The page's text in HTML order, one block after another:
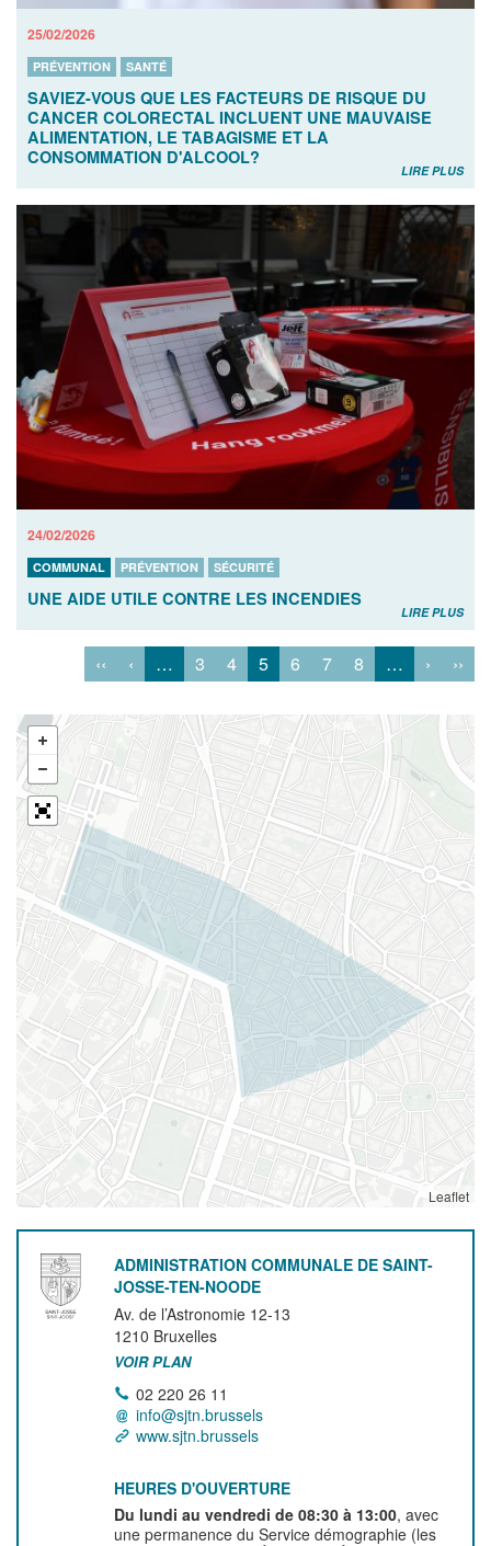
25/02/2026
PRÉVENTION SANTÉ
SAVIEZ-VOUS QUE LES FACTEURS DE RISQUE DU
CANCER COLORECTAL INCLUENT UNE MAUVAISE
ALIMENTATION, LE TABAGISME ET LA
CONSOMMATION D'ALCOOL?
LIRE PLUS
24/02/2026
COMMUNAL PRÉVENTION SÉCURITÉ
UNE AIDE UTILE CONTRE LES INCENDIES
LIRE PLUS
‹‹ ‹ … 3 4 5 6 7 8 … › ››
Leaflet
ADMINISTRATION COMMUNALE DE SAINT-
JOSSE-TEN-NOODE
Av. de l’Astronomie 12-13
1210 Bruxelles
VOIR PLAN
02 220 26 11
info@sjtn.brussels
www.sjtn.brussels
HEURES D'OUVERTURE
Du lundi au vendredi de 08:30 à 13:00, avec
une permanence du Service démographie (les